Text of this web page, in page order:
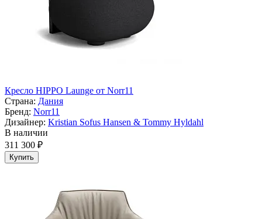
Кресло HIPPO Launge от Norr11
Страна: Дания
Бренд: Norr11
Дизайнер: Kristian Sofus Hansen & Tommy Hyldahl
В наличии
311 300 ₽
Купить